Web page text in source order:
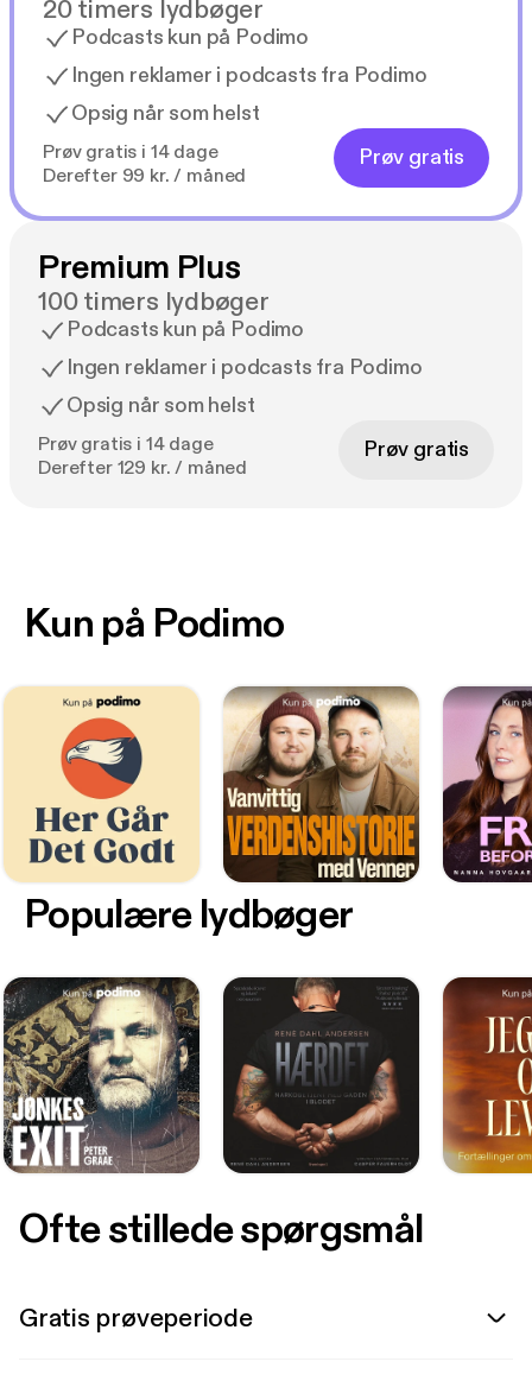
20 timers lydbøger
Podcasts kun på Podimo
Ingen reklamer i podcasts fra Podimo
Opsig når som helst
Prøv gratis i 14 dage
Derefter 99 kr. / måned
Prøv gratis
Premium Plus
100 timers lydbøger
Podcasts kun på Podimo
Ingen reklamer i podcasts fra Podimo
Opsig når som helst
Prøv gratis i 14 dage
Derefter 129 kr. / måned
Prøv gratis
Kun på Podimo
Populære lydbøger
Ofte stillede spørgsmål
Gratis prøveperiode